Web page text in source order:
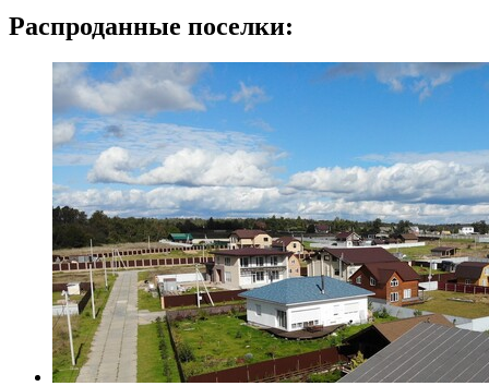
Распроданные поселки: